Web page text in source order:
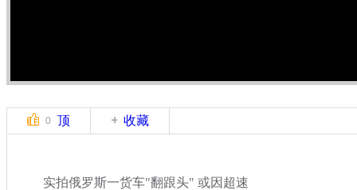
0 顶 收藏
实拍俄罗斯一货车"翻跟头" 或因超速